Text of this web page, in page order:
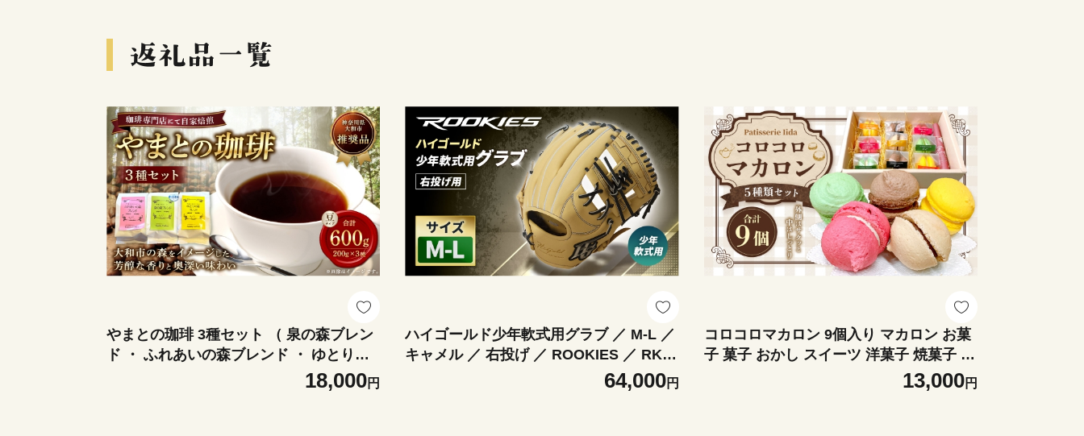
やまとの珈琲 3種セット （ 泉の森ブレン
ド ・ ふれあいの森ブレンド ・ ゆとりの
森ブレンド ） コーヒー 珈琲 coffee COF
FEE ブレンド 焙煎 コーヒー粉 ドリップ
18,000円
ハイゴールド少年軟式用グラブ ／ M-L ／
キャメル ／ 右投げ ／ ROOKIES ／ RKG-
12ML レザー 軽さ 野球 ベースボール 野
64,000円
コロコロマカロン 9個入り マカロン お菓
子 菓子 おかし スイーツ 洋菓子 焼菓子 抹
茶 ショコラ カフェ レモン ラズベリー 詰
13,000円